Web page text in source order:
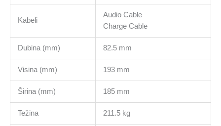
Kabeli
Audio Cable
Charge Cable
Dubina (mm) 82.5 mm
Visina (mm) 193 mm
Širina (mm) 185 mm
Težina 211.5 kg